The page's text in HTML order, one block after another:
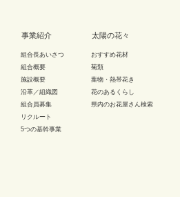
事業紹介
組合長あいさつ
組合概要
施設概要
沿革／組織図
組合員募集
リクルート
5つの基幹事業
太陽の花々
おすすめ花材
菊類
葉物・熱帯花き
花のあるくらし
県内のお花屋さん検索